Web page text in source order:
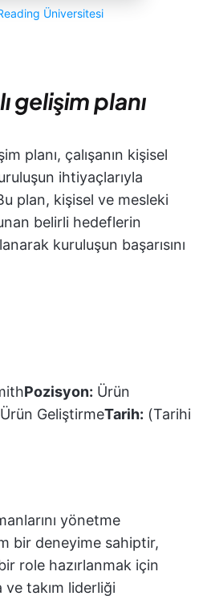
Üniversitesi
gelişim planı
planı, çalışanın kişisel
ihtiyaçlarıyla
plan, kişisel ve mesleki
belirli hedeflerin
kuruluşun başarısını
Pozisyon: Ürün
Ürün GeliştirmeTarih: (Tarihi
yönetme
bir deneyime sahiptir,
role hazırlanmak için
takım liderliği